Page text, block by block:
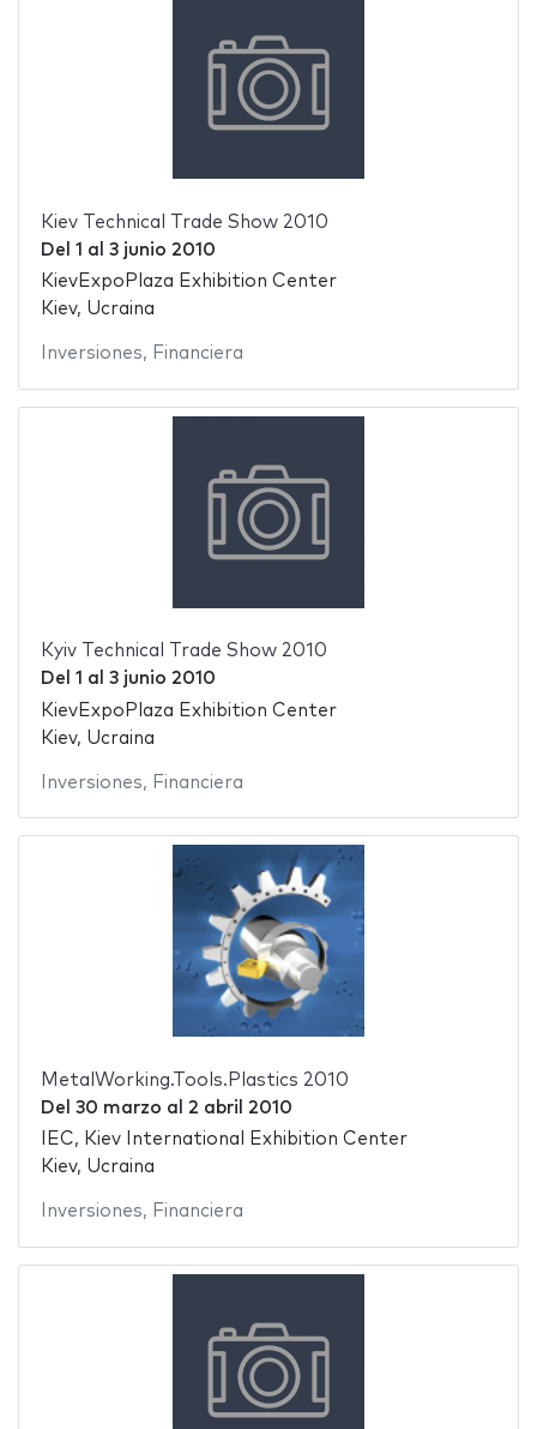
Kiev Technical Trade Show 2010
Del 1 al 3 junio 2010
KievExpoPlaza Exhibition Center
Kiev, Ucraina
Inversiones, Financiera
Kyiv Technical Trade Show 2010
Del 1 al 3 junio 2010
KievExpoPlaza Exhibition Center
Kiev, Ucraina
Inversiones, Financiera
MetalWorking.Tools.Plastics 2010
Del 30 marzo al 2 abril 2010
IEC, Kiev International Exhibition Center
Kiev, Ucraina
Inversiones, Financiera